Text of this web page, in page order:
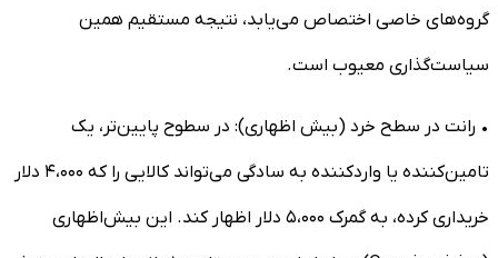
گروه‌های خاصی اختصاص می‌یابد، نتیجه مستقیم همین
سیاست‌گذاری معیوب است.
• رانت در سطح خرد (بیش اظهاری): در سطوح پایین‌تر، یک
تامین‌کننده یا واردکننده به سادگی می‌تواند کالایی را که ۴،۰۰۰ دلار
خریداری کرده، به گمرک ۵،۰۰۰ دلار اظهار کند. این بیش‌اظهاری